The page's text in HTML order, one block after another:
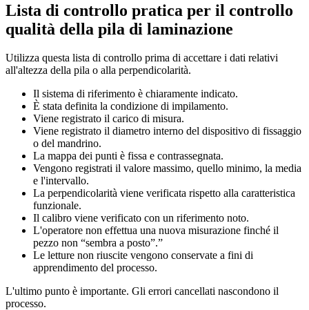
Lista di controllo pratica per il controllo
qualità della pila di laminazione
Utilizza questa lista di controllo prima di accettare i dati relativi
all'altezza della pila o alla perpendicolarità.
Il sistema di riferimento è chiaramente indicato.
È stata definita la condizione di impilamento.
Viene registrato il carico di misura.
Viene registrato il diametro interno del dispositivo di fissaggio
o del mandrino.
La mappa dei punti è fissa e contrassegnata.
Vengono registrati il valore massimo, quello minimo, la media
e l'intervallo.
La perpendicolarità viene verificata rispetto alla caratteristica
funzionale.
Il calibro viene verificato con un riferimento noto.
L'operatore non effettua una nuova misurazione finché il
pezzo non “sembra a posto”.”
Le letture non riuscite vengono conservate a fini di
apprendimento del processo.
L'ultimo punto è importante. Gli errori cancellati nascondono il
processo.